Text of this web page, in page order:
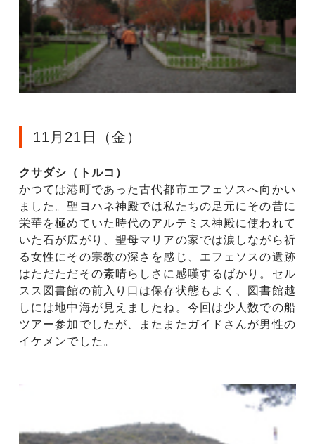
11月21日（金）
クサダシ（トルコ）
かつては港町であった古代都市エフェソスへ向かい
ました。聖ヨハネ神殿では私たちの足元にその昔に
栄華を極めていた時代のアルテミス神殿に使われて
いた石が広がり、聖母マリアの家では涙しながら祈
る女性にその宗教の深さを感じ、エフェソスの遺跡
はただただその素晴らしさに感嘆するばかり。セル
スス図書館の前入り口は保存状態もよく、図書館越
しには地中海が見えましたね。今回は少人数での船
ツアー参加でしたが、またまたガイドさんが男性の
イケメンでした。